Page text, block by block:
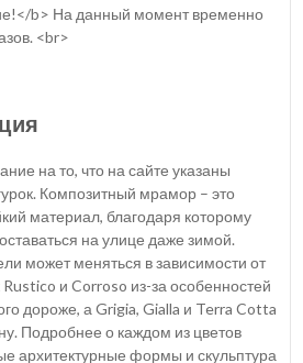
b> На данный момент временно
<br>
на то, что на сайте указаны
Композитный мрамор – это
материал, благодаря которому
на улице даже зимой.
может меняться в зависимости от
и Corroso из-за особенностей
дороже, а Grigia, Gialla и Terra Cotta
Подробнее о каждом из цветов
архитектурные формы и скульптура